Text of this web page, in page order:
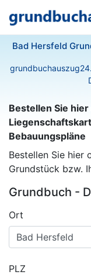
Bad Hersfeld
Bestellen Sie
Bebauungspläne
Bestellen Sie hier
Grundstück bzw.
Grundbuch -
Ort
PLZ